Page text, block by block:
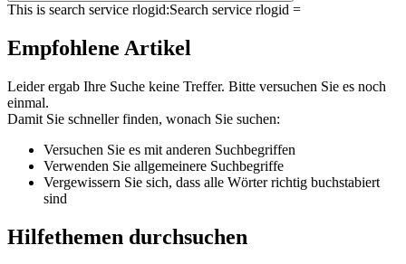
This is search service rlogid:Search service rlogid =
Empfohlene Artikel
Leider ergab Ihre Suche keine Treffer. Bitte versuchen Sie es noch
einmal.
Damit Sie schneller finden, wonach Sie suchen:
Versuchen Sie es mit anderen Suchbegriffen
Verwenden Sie allgemeinere Suchbegriffe
Vergewissern Sie sich, dass alle Wörter richtig buchstabiert
sind
Hilfethemen durchsuchen